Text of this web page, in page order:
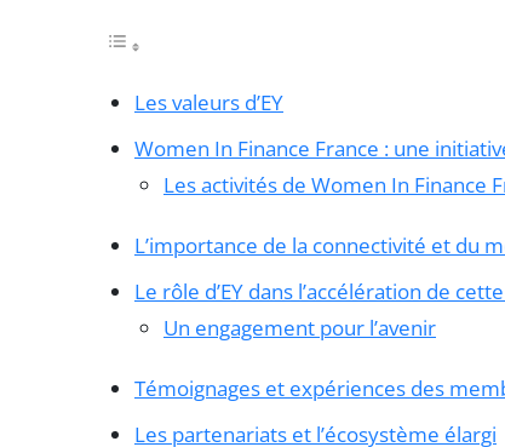
Les valeurs d’EY
Women In Finance France : une
Les activités de Women In Finance
L’importance de la connectivité et du
Le rôle d’EY dans l’accélération de
Un engagement pour l’avenir
Témoignages et expériences des
Les partenariats et l’écosystème élargi